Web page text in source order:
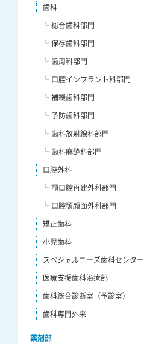
歯科
└ 総合歯科部門
└ 保存歯科部門
└ 歯周科部門
└ 口腔インプラント科部門
└ 補綴歯科部門
└ 予防歯科部門
└ 歯科放射線科部門
└ 歯科麻酔科部門
口腔外科
└ 顎口腔再建外科部門
└ 口腔顎顔面外科部門
矯正歯科
小児歯科
スペシャルニーズ歯科センター
医療支援歯科治療部
歯科総合診断室（予診室）
歯科専門外来
薬剤部